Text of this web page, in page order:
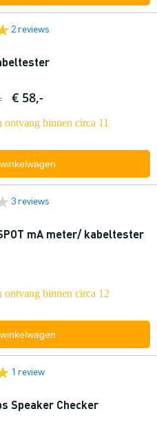
2 reviews
€ 58,-
ontvang binnen circa 11
3 reviews
mA meter/ kabeltester
ontvang binnen circa 12
1 review
Speaker Checker